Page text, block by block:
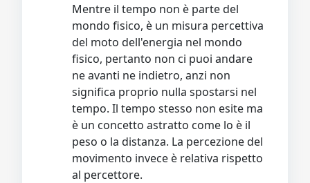
Mentre il tempo non è parte del
mondo fisico, è un misura percettiva
del moto dell'energia nel mondo
fisico, pertanto non ci puoi andare
ne avanti ne indietro, anzi non
significa proprio nulla spostarsi nel
tempo. Il tempo stesso non esite ma
è un concetto astratto come lo è il
peso o la distanza. La percezione del
movimento invece è relativa rispetto
al percettore.